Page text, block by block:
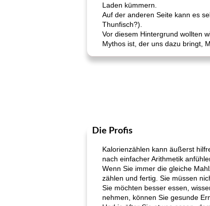
Laden kümmern.
Auf der anderen Seite kann es
Thunfisch?).
Vor diesem Hintergrund wollten
Mythos ist, der uns dazu bringt,
Die Profis
Kalorienzählen kann äußerst
nach einfacher Arithmetik
Wenn Sie immer die gleiche
zählen und fertig. Sie müssen
Sie möchten besser essen,
nehmen, können Sie gesunde